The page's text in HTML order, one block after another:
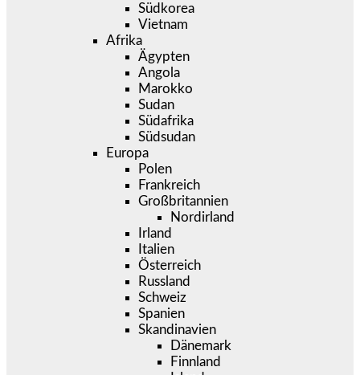
Südkorea
Vietnam
Afrika
Ägypten
Angola
Marokko
Sudan
Südafrika
Südsudan
Europa
Polen
Frankreich
Großbritannien
Nordirland
Irland
Italien
Österreich
Russland
Schweiz
Spanien
Skandinavien
Dänemark
Finnland